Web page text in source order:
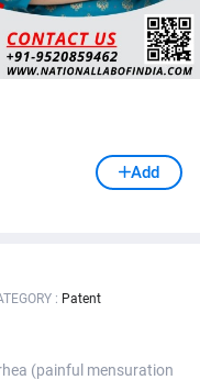
Add
: Patent
(painful mensuration